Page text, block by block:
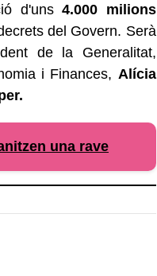
d'uns4.000 milions
del Govern. Serà
de la Generalitat,
i Finances, Alícia
una rave